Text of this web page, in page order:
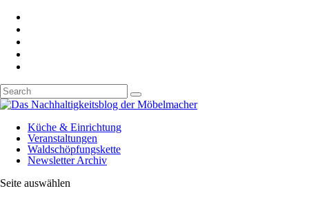
Küche & Einrichtung
Veranstaltungen
Waldschöpfungskette
Newsletter Archiv
Seite auswählen